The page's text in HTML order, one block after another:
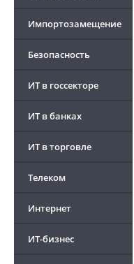
Импортозамещение
Безопасность
ИТ в госсекторе
ИТ в банках
ИТ в торговле
Телеком
Интернет
ИТ-бизнес